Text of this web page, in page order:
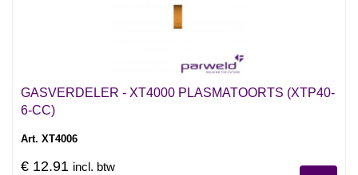
GASVERDELER - XT4000 PLASMATOORTS (XTP40-
6-CC)
Art. XT4006
€ 12.91 incl. btw